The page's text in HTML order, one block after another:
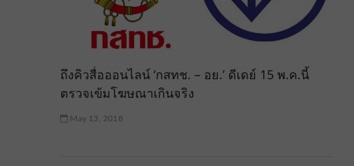
ถึงคิวสื่อออนไลน์ ‘กสทช. – อย.’ ดีเดย์ 15 พ.ค.นี้
ตรวจเข้มโฆษณาเกินจริง
May 13, 2018